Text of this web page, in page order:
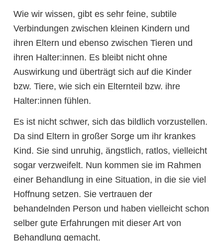
Wie wir wissen, gibt es sehr feine, subtile
Verbindungen zwischen kleinen Kindern und
ihren Eltern und ebenso zwischen Tieren und
ihren Halter:innen. Es bleibt nicht ohne
Auswirkung und überträgt sich auf die Kinder
bzw. Tiere, wie sich ein Elternteil bzw. ihre
Halter:innen fühlen.
Es ist nicht schwer, sich das bildlich vorzustellen.
Da sind Eltern in großer Sorge um ihr krankes
Kind. Sie sind unruhig, ängstlich, ratlos, vielleicht
sogar verzweifelt. Nun kommen sie im Rahmen
einer Behandlung in eine Situation, in die sie viel
Hoffnung setzen. Sie vertrauen der
behandelnden Person und haben vielleicht schon
selber gute Erfahrungen mit dieser Art von
Behandlung gemacht.